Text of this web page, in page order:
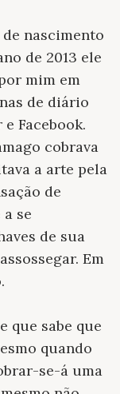
de nascimento
de 2013 ele
mim em
de diário
Facebook.
cobrava
a arte pela
de
se
de sua
Em
que sabe que
quando
se-á uma